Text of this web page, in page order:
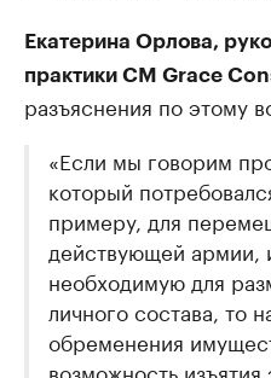
Екатерина Орлова,
практики CM Grace
разъяснения по этому
«Если мы говорим
который
примеру, для
действующей армии,
необходимую для
личного состава, то
обременения
возможность